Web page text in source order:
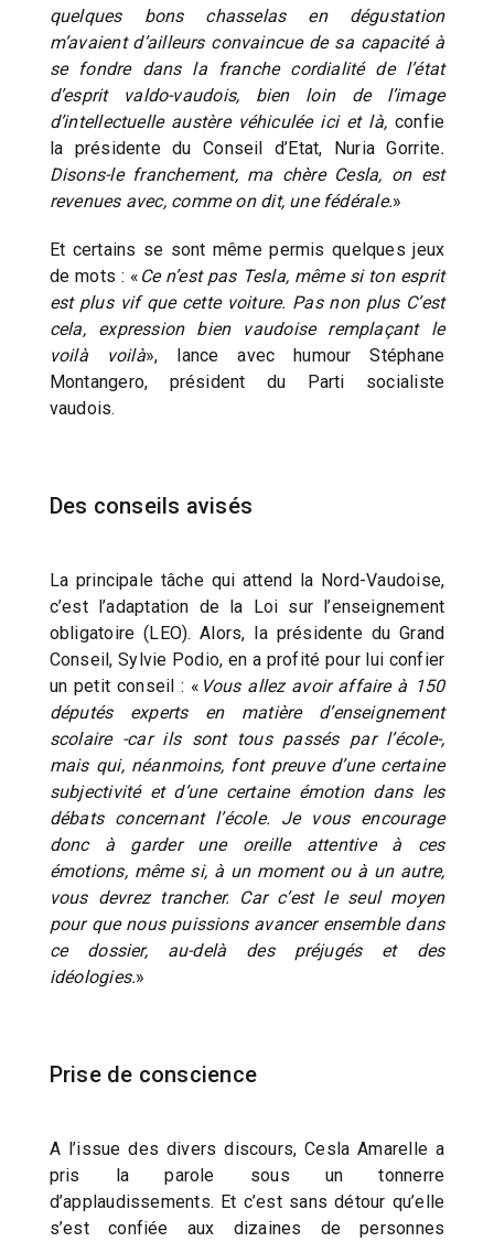
quelques bons chasselas en dégustation
m’avaient d’ailleurs convaincue de sa capacité à
se fondre dans la franche cordialité de l’état
d’esprit valdo-vaudois, bien loin de l’image
d’intellectuelle austère véhiculée ici et là, confie
la présidente du Conseil d’Etat, Nuria Gorrite.
Disons-le franchement, ma chère Cesla, on est
revenues avec, comme on dit, une fédérale.»
Et certains se sont même permis quelques jeux
de mots : « Ce n’est pas Tesla, même si ton esprit
est plus vif que cette voiture. Pas non plus C’est
cela, expression bien vaudoise remplaçant le
voilà voilà», lance avec humour Stéphane
Montangero, président du Parti socialiste
vaudois.
Des conseils avisés
La principale tâche qui attend la Nord-Vaudoise,
c’est l’adaptation de la Loi sur l’enseignement
obligatoire (LEO). Alors, la présidente du Grand
Conseil, Sylvie Podio, en a profité pour lui confier
un petit conseil : « Vous allez avoir affaire à 150
députés experts en matière d’enseignement
scolaire -car ils sont tous passés par l’école-,
mais qui, néanmoins, font preuve d’une certaine
subjectivité et d’une certaine émotion dans les
débats concernant l’école. Je vous encourage
donc à garder une oreille attentive à ces
émotions, même si, à un moment ou à un autre,
vous devrez trancher. Car c’est le seul moyen
pour que nous puissions avancer ensemble dans
ce dossier, au-delà des préjugés et des
idéologies.»
Prise de conscience
A l’issue des divers discours, Cesla Amarelle a
pris la parole sous un tonnerre
d’applaudissements. Et c’est sans détour qu’elle
s’est confiée aux dizaines de personnes